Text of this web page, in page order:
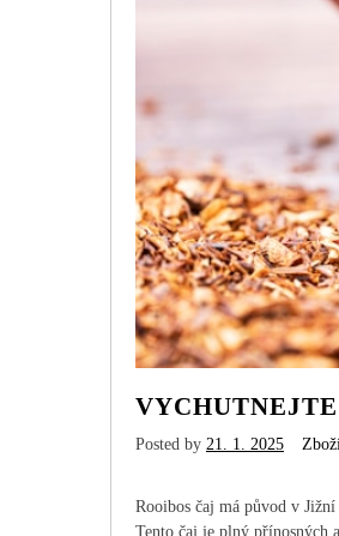
Posted by 21. 1. 2025
Rooibos čaj má původ v
Tento čaj je plný přínosných